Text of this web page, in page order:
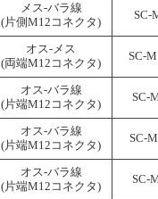
メス-バラ線
(片側M12コネクタ)
SC-
オス-メス
(両端M12コネクタ)
SC-
オス-バラ線
(片端M12コネクタ)
SC-
オス-バラ線
(片端M12コネクタ)
SC-
オス-バラ線
(片端M12コネクタ)
SC-